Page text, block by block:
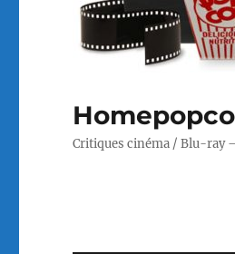
Critiques cinéma / Blu-ray